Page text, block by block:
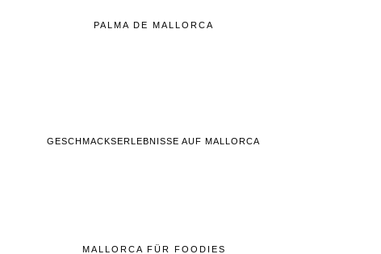
PALMA DE MALLORCA
GESCHMACKSERLEBNISSE AUF MALLORCA
MALLORCA FÜR FOODIES